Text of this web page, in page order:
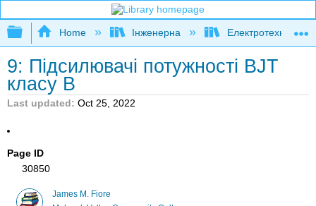
Expand/collapse global hierarchy
Home Інженерна Електротехніка
9: Підсилювачі потужності BJT
класу B
Last updated Oct 25, 2022
Page ID
30850
James M. Fiore